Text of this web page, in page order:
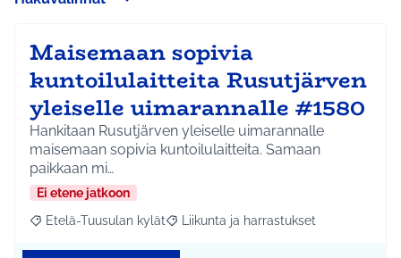
Maisemaan sopivia
kuntoilulaitteita Rusutjärven
yleiselle uimarannalle #1580
Hankitaan Rusutjärven yleiselle uimarannalle
maisemaan sopivia kuntoilulaitteita. Samaan
paikkaan mi…
Ei etene jatkoon
Rajaa tulokset aihepiirin mukaan: Etelä-Tuusulan kylät
Etelä-Tuusulan kylät Rajaa tulokset teeman mukaan:
Liikunta ja harrastukset